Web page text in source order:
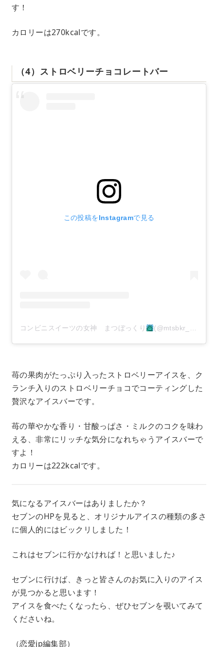
す！
カロリーは270kcalです。
（4）ストロベリーチョコレートバー
この投稿をInstagramで見る
コンビニスイーツの女神 まつぼっくり (@mtsbkr_12)がシェアした投稿
苺の果肉がたっぷり入ったストロベリーアイスを、ク
ランチ入りのストロベリーチョコでコーティングした
贅沢なアイスバーです。
苺の華やかな香り・甘酸っぱさ・ミルクのコクを味わ
える、非常にリッチな気分になれちゃうアイスバーで
すよ！
カロリーは222kcalです。
気になるアイスバーはありましたか？
セブンのHPを見ると、オリジナルアイスの種類の多さ
に個人的にはビックリしました！
これはセブンに行かなければ！と思いました♪
セブンに行けば、きっと皆さんのお気に入りのアイス
が見つかると思います！
アイスを食べたくなったら、ぜひセブンを覗いてみて
くださいね。
（恋愛jp編集部）